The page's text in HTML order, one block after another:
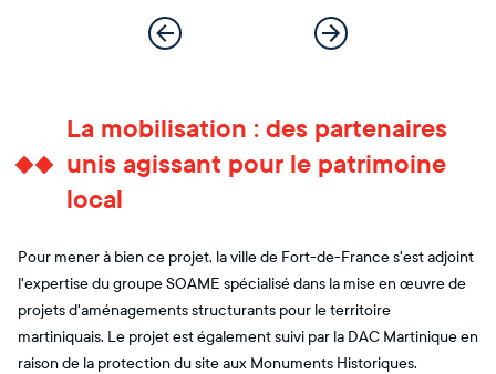
La mobilisation : des partenaires
unis agissant pour le patrimoine
local
Pour mener à bien ce projet, la ville de Fort-de-France s'est adjoint
l'expertise du groupe SOAME spécialisé dans la mise en œuvre de
projets d'aménagements structurants pour le territoire
martiniquais. Le projet est également suivi par la DAC Martinique en
raison de la protection du site aux Monuments Historiques.